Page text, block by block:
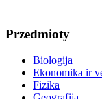
Przedmioty
Biologija
Ekonomika ir
Fizika